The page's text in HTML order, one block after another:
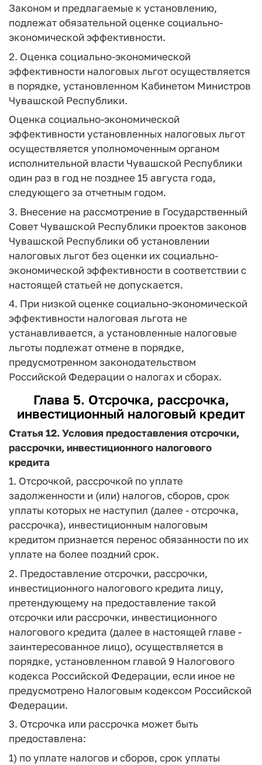
Законом и предлагаемые к установлению,
подлежат обязательной оценке социально-
экономической эффективности.
2. Оценка социально-экономической
эффективности налоговых льгот осуществляется
в порядке, установленном Кабинетом Министров
Чувашской Республики.
Оценка социально-экономической
эффективности установленных налоговых льгот
осуществляется уполномоченным органом
исполнительной власти Чувашской Республики
один раз в год не позднее 15 августа года,
следующего за отчетным годом.
3. Внесение на рассмотрение в Государственный
Совет Чувашской Республики проектов законов
Чувашской Республики об установлении
налоговых льгот без оценки их социально-
экономической эффективности в соответствии с
настоящей статьей не допускается.
4. При низкой оценке социально-экономической
эффективности налоговая льгота не
устанавливается, а установленные налоговые
льготы подлежат отмене в порядке,
предусмотренном законодательством
Российской Федерации о налогах и сборах.
Глава 5. Отсрочка, рассрочка,
инвестиционный налоговый кредит
Статья 12.Условия предоставления отсрочки,
рассрочки, инвестиционного налогового
кредита
1. Отсрочкой, рассрочкой по уплате
задолженности и (или) налогов, сборов, срок
уплаты которых не наступил (далее - отсрочка,
рассрочка), инвестиционным налоговым
кредитом признается перенос обязанности по их
уплате на более поздний срок.
2. Предоставление отсрочки, рассрочки,
инвестиционного налогового кредита лицу,
претендующему на предоставление такой
отсрочки или рассрочки, инвестиционного
налогового кредита (далее в настоящей главе -
заинтересованное лицо), осуществляется в
порядке, установленном главой 9 Налогового
кодекса Российской Федерации, если иное не
предусмотрено Налоговым кодексом Российской
Федерации.
3. Отсрочка или рассрочка может быть
предоставлена:
1) по уплате налогов и сборов, срок уплаты